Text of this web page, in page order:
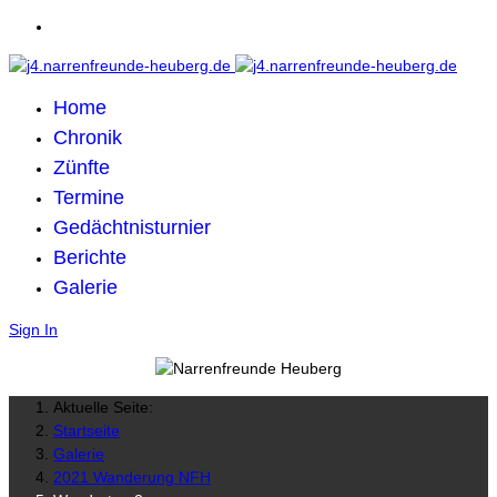
Home
Chronik
Zünfte
Termine
Gedächtnisturnier
Berichte
Galerie
Sign In
Aktuelle Seite:
Startseite
Galerie
2021 Wanderung NFH